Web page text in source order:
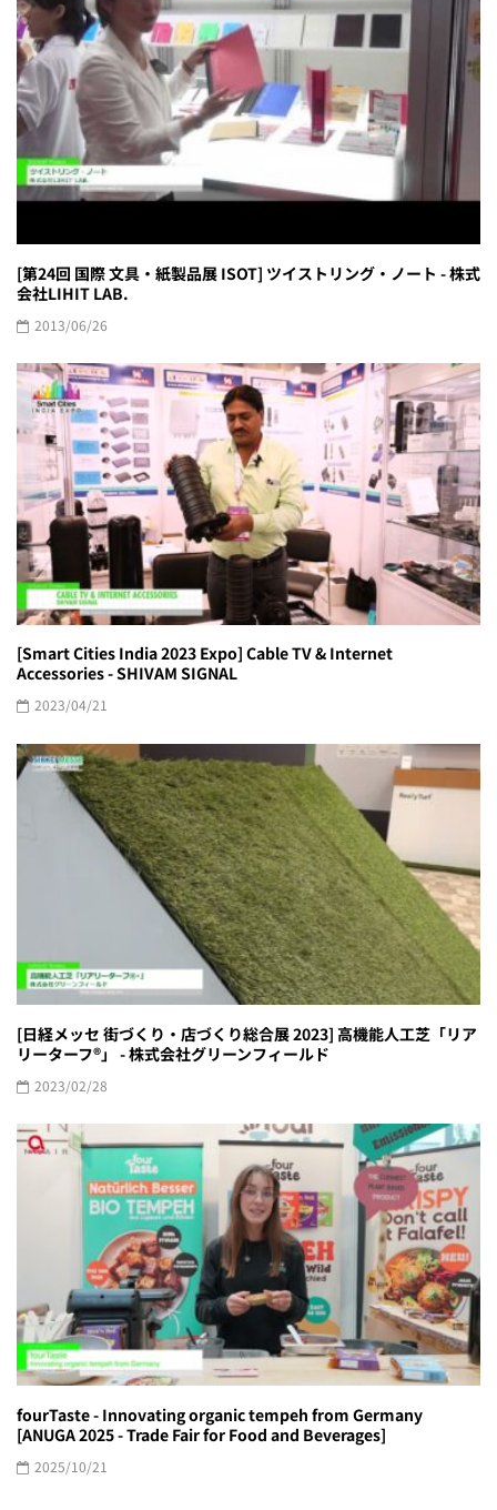
[第24回 国際 文具・紙製品展 ISOT] ツイストリング・ノート - 株式
会社LIHIT LAB.
2013/06/26
[Smart Cities India 2023 Expo] Cable TV & Internet
Accessories - SHIVAM SIGNAL
2023/04/21
[日経メッセ 街づくり・店づくり総合展 2023] 高機能人工芝「リア
リーターフ®︎」 - 株式会社グリーンフィールド
2023/02/28
fourTaste - Innovating organic tempeh from Germany
[ANUGA 2025 - Trade Fair for Food and Beverages]
2025/10/21